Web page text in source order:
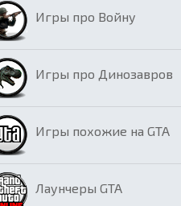
Игры про Войну
Игры про Динозавров
Игры похожие на GTA
Лаунчеры GTA